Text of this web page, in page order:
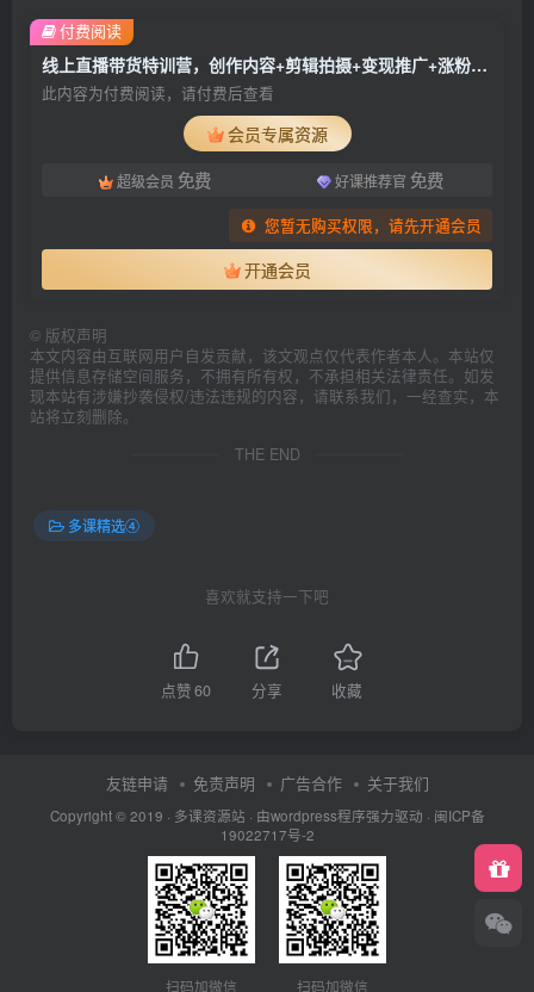
线上直播带货特训营，创作内容+剪辑拍摄+变现推广+涨粉赚钱(无水印-完结)
此内容为付费阅读，请付费后查看
会员专属资源
超级会员 免费 好课推荐官 免费
您暂无购买权限，请先开通会员
开通会员
付费阅读
© 版权声明
本文内容由互联网用户自发贡献，该文观点仅代表作者本人。本站仅
提供信息存储空间服务，不拥有所有权，不承担相关法律责任。如发
现本站有涉嫌抄袭侵权/违法违规的内容，请联系我们，一经查实，本
站将立刻删除。
THE END
多课精选④
喜欢就支持一下吧
点赞60 分享 收藏
友链申请 免责声明 广告合作 关于我们
Copyright © 2019 · 多课资源站 · 由wordpress程序强力驱动 · 闽ICP备
19022717号-2
扫码加微信 扫码加微信